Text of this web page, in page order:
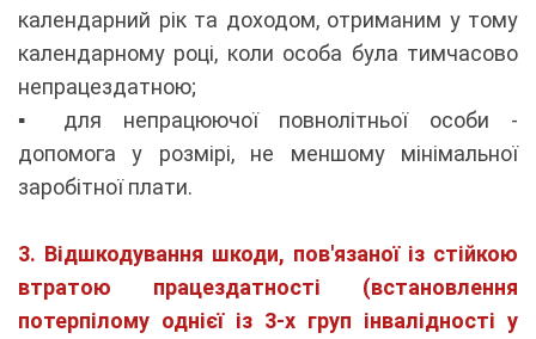
календарний рік та доходом, отриманим у тому
календарному році, коли особа була тимчасово
непрацездатною;
▪️ для непрацюючої повнолітньої особи -
допомога у розмірі, не меншому мінімальної
заробітної плати.
3. Відшкодування шкоди, пов'язаної із стійкою
втратою працездатності (встановлення
потерпілому однієї із 3-х груп інвалідності у